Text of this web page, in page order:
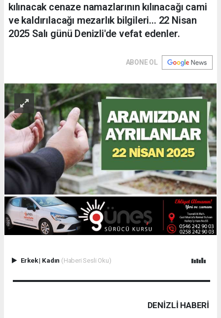
kılınacak cenaze namazlarının kılınacağı cami
ve kaldırılacağı mezarlık bilgileri... 22 Nisan
2025 Salı günü Denizli'de vefat edenler.
ABONE OL
Erkek| Kadın (Haberi Sesli Oku)
DENIZLI HABERİ